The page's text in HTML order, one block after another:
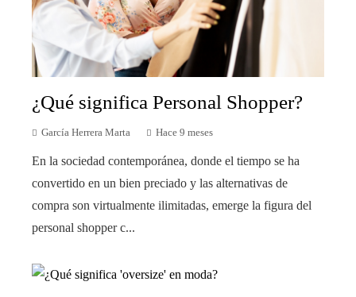
¿Qué significa Personal Shopper?
García Herrera Marta Hace 9 meses
En la sociedad contemporánea, donde el tiempo se ha
convertido en un bien preciado y las alternativas de
compra son virtualmente ilimitadas, emerge la figura del
personal shopper c...